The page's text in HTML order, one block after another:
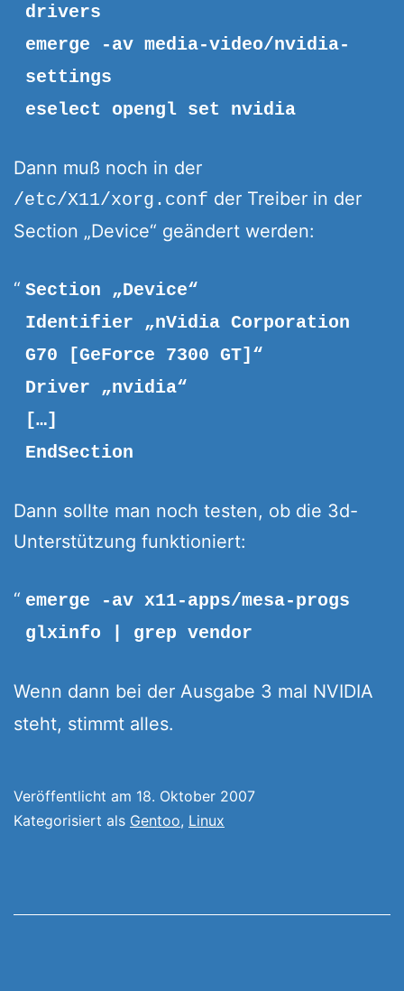
drivers
emerge -av media-video/nvidia-
settings
eselect opengl set nvidia
Dann muß noch in der
/etc/X11/xorg.conf der Treiber in der
Section „Device“ geändert werden:
Section „Device“
Identifier „nVidia Corporation
G70 [GeForce 7300 GT]“
Driver „nvidia“
[…]
EndSection
Dann sollte man noch testen, ob die 3d-
Unterstützung funktioniert:
emerge -av x11-apps/mesa-progs
glxinfo | grep vendor
Wenn dann bei der Ausgabe 3 mal NVIDIA
steht, stimmt alles.
Veröffentlicht am 18. Oktober 2007
Kategorisiert als Gentoo, Linux